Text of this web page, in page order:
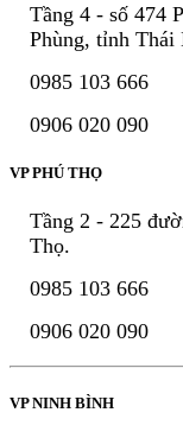
Tầng 4 - số 474
Phùng, tỉnh Thái
0985 103 666
0906 020 090
VP PHÚ THỌ
Tầng 2 - 225
Thọ.
0985 103 666
0906 020 090
VP NINH BÌNH